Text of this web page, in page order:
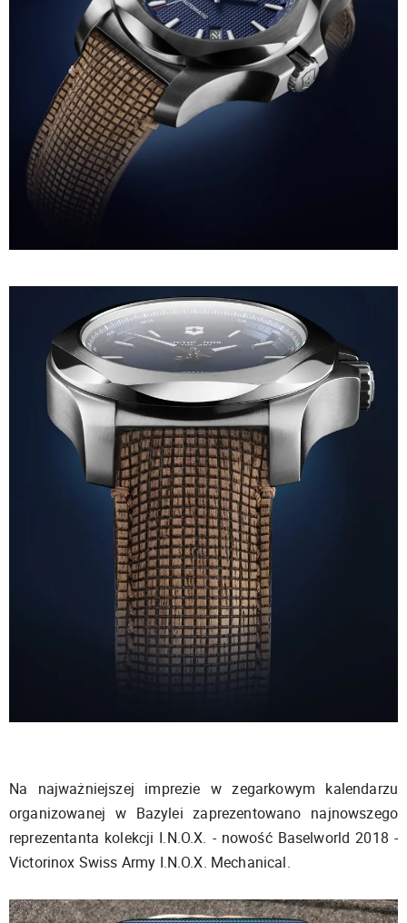
Na najważniejszej imprezie w zegarkowym kalendarzu
organizowanej w Bazylei zaprezentowano najnowszego
reprezentanta kolekcji I.N.O.X. - nowość Baselworld 2018 -
Victorinox Swiss Army I.N.O.X. Mechanical.